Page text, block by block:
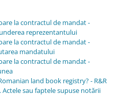
la contractul de mandat -
reprezentantului
la contractul de mandat -
mandatului
la contractul de mandat -
land book registry? - R&R
Actele sau faptele supuse notării